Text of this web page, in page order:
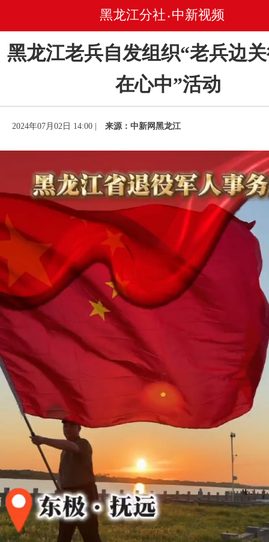
黑龙江分社 • 中新视频
黑龙江老兵自发组织“老兵边
在心中”活动
2024年07月02日 14:00 | 来源：中新网黑龙江